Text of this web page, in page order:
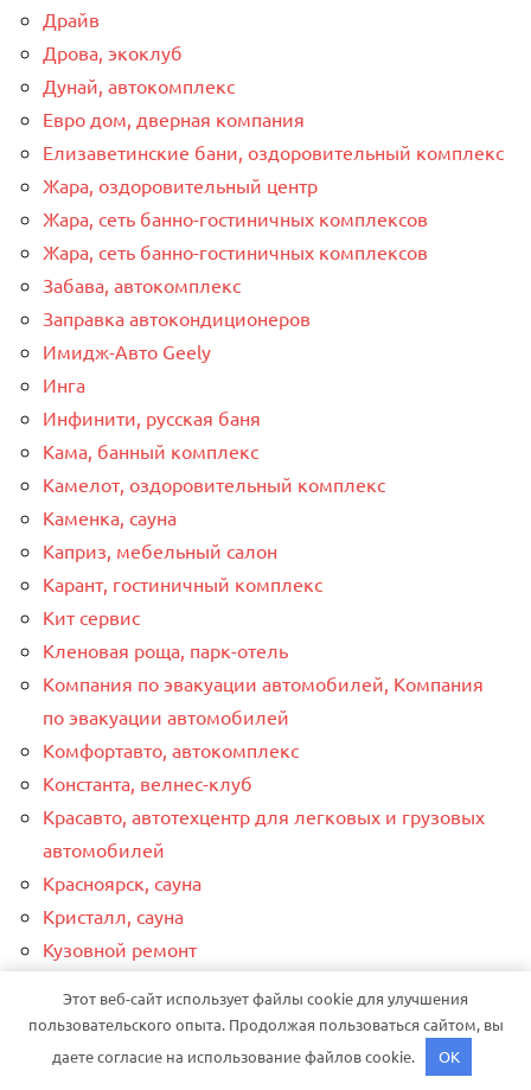
Драйв
Дрова, экоклуб
Дунай, автокомплекс
Евро дом, дверная компания
Елизаветинские бани, оздоровительный комплекс
Жара, оздоровительный центр
Жара, сеть банно-гостиничных комплексов
Жара, сеть банно-гостиничных комплексов
Забава, автокомплекс
Заправка автокондиционеров
Имидж-Авто Geely
Инга
Инфинити, русская баня
Кама, банный комплекс
Камелот, оздоровительный комплекс
Каменка, сауна
Каприз, мебельный салон
Карант, гостиничный комплекс
Кит сервис
Кленовая роща, парк-отель
Компания по эвакуации автомобилей, Компания
по эвакуации автомобилей
Комфортавто, автокомплекс
Константа, велнес-клуб
Красавто, автотехцентр для легковых и грузовых
автомобилей
Красноярск, сауна
Кристалл, сауна
Кузовной ремонт
Лагуна, сауна
Этот веб-сайт использует файлы cookie для улучшения
пользовательского опыта. Продолжая пользоваться сайтом, вы
даете согласие на использование файлов cookie.
OK